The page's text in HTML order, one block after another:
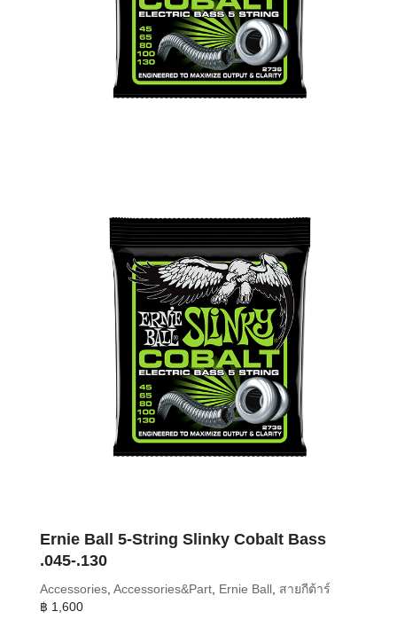
Ernie Ball 5-String Slinky Cobalt Bass
.045-.130
Accessories Accessories&Part Ernie Ball สายกีต้าร์
฿ 1,600